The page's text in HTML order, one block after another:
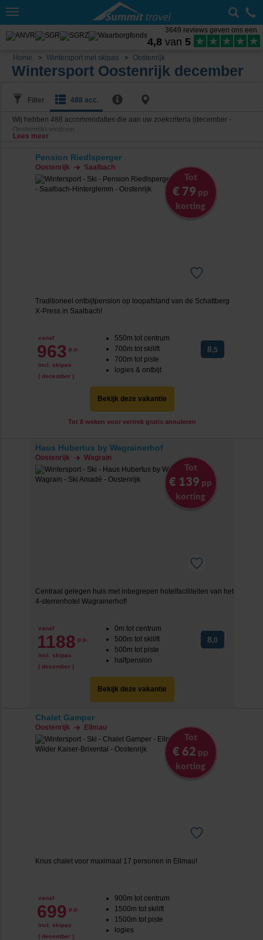
Toggle
3649 reviews geven ons een
4,8 van 5
Home Wintersport met skipas Oostenrijk
Wintersport Oostenrijk december
Filter 488 acc.
Wij hebben 488 accommodaties die aan uw zoekcriteria (december -
Oostenrijk) voldoen.
Lees meer
Pension Riedlsperger
Oostenrijk Saalbach
Tot
€ 79 pp
korting
Traditioneel ontbijtpension op loopafstand van de Schattberg
X-Press in Saalbach!
vanaf
963 p.p.
incl. skipas
( december )
550m tot centrum
700m tot skilift
700m tot piste
logies & ontbijt
8,5
Bekijk deze vakantie
Tot 8 weken voor vertrek gratis annuleren
Haus Hubertus by Wagrainerhof
Oostenrijk Wagrain
Tot
€ 139 pp
korting
Centraal gelegen huis met inbegrepen hotelfaciliteiten van het
4-sterrenhotel Wagrainerhof!
vanaf
1188 p.p.
incl. skipas
( december )
0m tot centrum
500m tot skilift
500m tot piste
halfpension
8,0
Bekijk deze vakantie
Chalet Gamper
Oostenrijk Ellmau
Tot
€ 62 pp
korting
Knus chalet voor maximaal 17 personen in Ellmau!
vanaf
699 p.p.
incl. skipas
( december )
900m tot centrum
1500m tot skilift
1500m tot piste
logies